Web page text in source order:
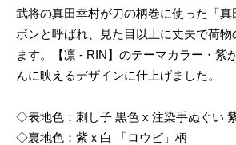
武将の真田幸村が刀の柄巻に使った「真
ボンと呼ばれ、見た目以上に丈夫で荷
ます。【凛 - RIN】のテーマカラー・紫
んに映えるデザインに仕上げました。
◇表地色：刺し子 黒色 x 注染手ぬぐい
◇裏地色：紫ｘ白 「ロウビ」柄